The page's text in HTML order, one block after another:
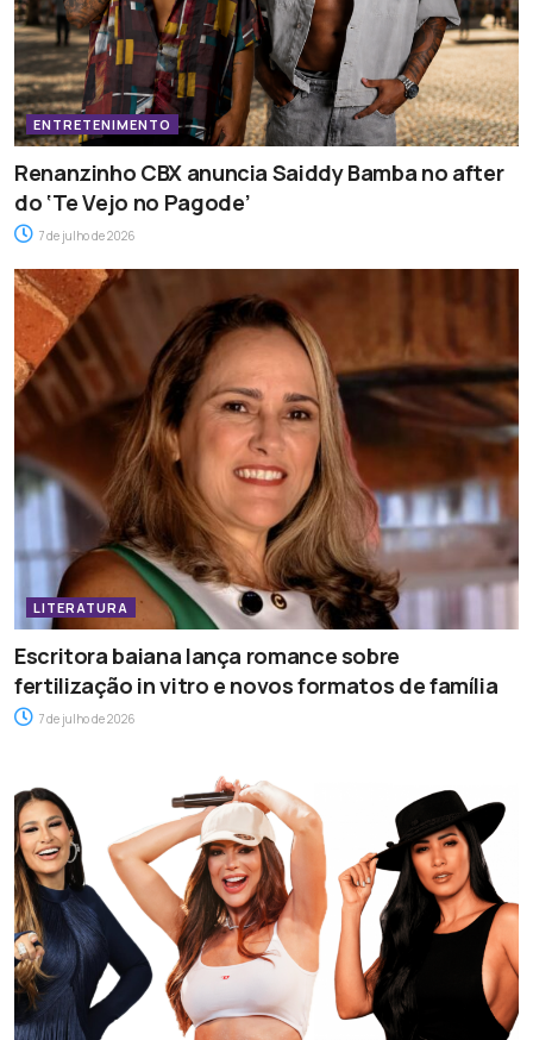
ENTRETENIMENTO
Renanzinho CBX anuncia Saiddy Bamba no after
do ‘Te Vejo no Pagode’
7 de julho de 2026
LITERATURA
Escritora baiana lança romance sobre
fertilização in vitro e novos formatos de família
7 de julho de 2026